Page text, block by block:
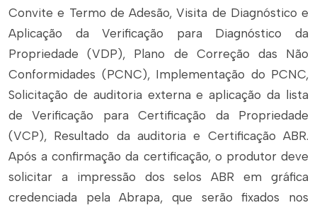
Convite e Termo de Adesão, Visita de Diagnóstico e
Aplicação da Verificação para Diagnóstico da
Propriedade (VDP), Plano de Correção das Não
Conformidades (PCNC), Implementação do PCNC,
Solicitação de auditoria externa e aplicação da lista
de Verificação para Certificação da Propriedade
(VCP), Resultado da auditoria e Certificação ABR.
Após a confirmação da certificação, o produtor deve
solicitar a impressão dos selos ABR em gráfica
credenciada pela Abrapa, que serão fixados nos